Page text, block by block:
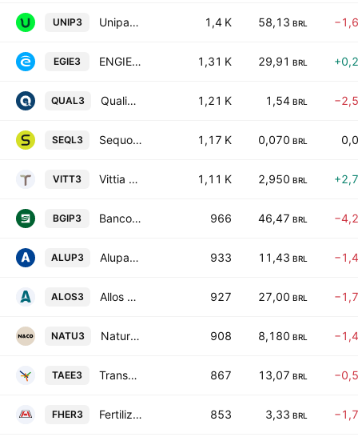
UNIP3 Unipar Carbocloro SA 1,4 K 58,13 BRL
EGIE3 ENGIE Brasil Energia S.A. 1,31 K 29,91 BRL
QUAL3 Qualicorp Consultoria e Corretora de Seguros S.A. 1,21 K 1,54 BRL
SEQL3 Sequoia Logistica e Transportes SA 1,17 K 0,070 BRL
VITT3 Vittia S.A. 1,11 K 2,950 BRL
BGIP3 Banco do Estado de Sergipe SA - Banese 966 46,47 BRL
ALUP3 Alupar Investimento SA 933 11,43 BRL
ALOS3 Allos S.A. 927 27,00 BRL
NATU3 Natura Cosmeticos SA 908 8,180 BRL
TAEE3 Transmissora Alianca De Energia Eletrica S.A. 867 13,07 BRL
FHER3 Fertilizantes Heringer S.A. 853 3,33 BRL